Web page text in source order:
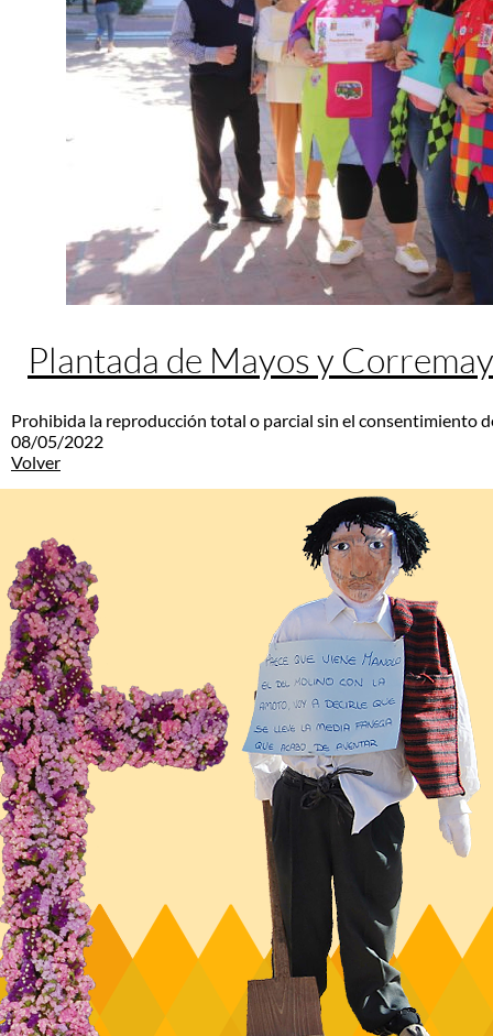
Plantada de Mayos y
Prohibida la reproducción total o parcial sin el consentimiento
08/05/2022
Volver